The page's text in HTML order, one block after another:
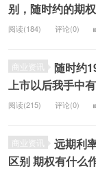
别，随时约的期
阅读(184) 评论(0)
商业资讯
随时约
上市以后我手中
阅读(215) 评论(0)
商业资讯
远期利
区别 期权有什么